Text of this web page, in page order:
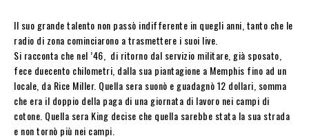
Il suo grande talento non passò indifferente in quegli anni, tanto che le
radio di zona cominciarono a trasmettere i suoi live.
Si racconta che nel ’46, di ritorno dal servizio militare, già sposato,
fece duecento chilometri, dalla sua piantagione a Memphis fino ad un
locale, da Rice Miller. Quella sera suonò e guadagnò 12 dollari, somma
che era il doppio della paga di una giornata di lavoro nei campi di
cotone. Quella sera King decise che quella sarebbe stata la sua strada
e non tornò più nei campi.